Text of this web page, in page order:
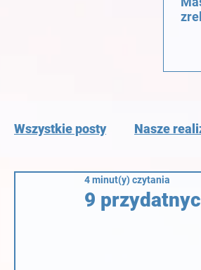
Wszystkie posty Nasze
9
4 minut(y) czytania